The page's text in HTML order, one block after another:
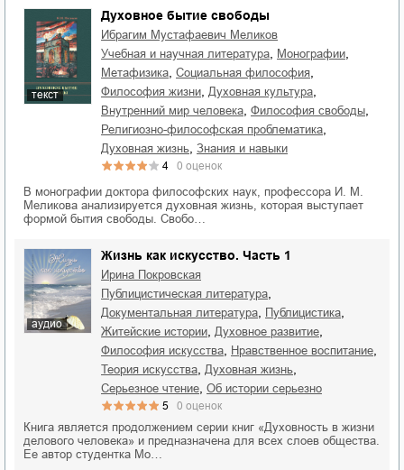
текст
Духовное бытие свободы
Ибрагим Мустафаевич Меликов
учебная и научная литература
монографии
метафизика социальная философия
философия жизни духовная культура
внутренний мир человека философия свободы
религиозно-философская проблематика
духовная жизнь знания и навыки
4 0 оценок
В монографии доктора философских наук, профессора И. М.
Меликова анализируется духовная жизнь, которая выступает
формой бытия свободы. Свобо…
аудио
Жизнь как искусство. Часть 1
Ирина Покровская
публицистическая литература
документальная литература публицистика
житейские истории духовное развитие
философия искусства нравственное воспитание
теория искусства духовная жизнь
серьезное чтение об истории серьезно
5 0 оценок
Книга является продолжением серии книг «Духовность в жизни
делового человека» и предназначена для всех слоев общества.
Ее автор студентка Мо…